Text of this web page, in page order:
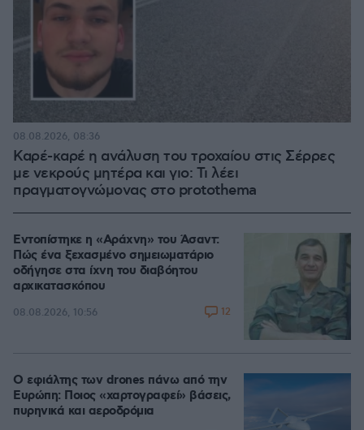
Καρέ-καρέ η ανάλυση του τροχαίου στις Σέρρες
με νεκρούς μητέρα και γιο: Τι λέει
πραγματογνώμονας στο protothema
08.08.2026, 08:36
Εντοπίστηκε η «Αράχνη» του Άσαντ:
Πώς ένα ξεχασμένο σημειωματάριο
οδήγησε στα ίχνη του διαβόητου
αρχικατασκόπου
08.08.2026, 10:56 12
Ο εφιάλτης των drones πάνω από την
Ευρώπη: Ποιος «χαρτογραφεί» βάσεις,
πυρηνικά και αεροδρόμια